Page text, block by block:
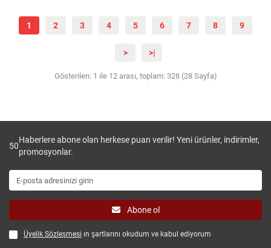
1 2 3 4 5 6 7 8 9
> >|
Gösterilen: 1 ile 12 arası, toplam: 328 (28 Sayfa)
50
Haberlere abone olan herkese puan verilir! Yeni ürünler, indirimler,
promosyonlar.
Abone ol
Üyelik Sözleşmesi ın şartlarını okudum ve kabul ediyorum